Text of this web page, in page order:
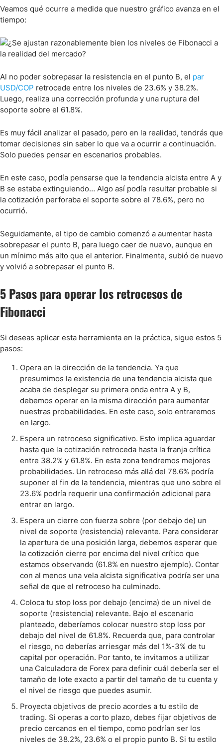
Veamos qué ocurre a medida que nuestro gráfico avanza en el
tiempo:
Al no poder sobrepasar la resistencia en el punto B, el par
USD/COP retrocede entre los niveles de 23.6% y 38.2%.
Luego, realiza una corrección profunda y una ruptura del
soporte sobre el 61.8%.
Es muy fácil analizar el pasado, pero en la realidad, tendrás que
tomar decisiones sin saber lo que va a ocurrir a continuación.
Solo puedes pensar en escenarios probables.
En este caso, podía pensarse que la tendencia alcista entre A y
B se estaba extinguiendo… Algo así podía resultar probable si
la cotización perforaba el soporte sobre el 78.6%, pero no
ocurrió.
Seguidamente, el tipo de cambio comenzó a aumentar hasta
sobrepasar el punto B, para luego caer de nuevo, aunque en
un mínimo más alto que el anterior. Finalmente, subió de nuevo
y volvió a sobrepasar el punto B.
5 Pasos para operar los retrocesos de
Fibonacci
Si deseas aplicar esta herramienta en la práctica, sigue estos 5
pasos:
Opera en la dirección de la tendencia. Ya que
presumimos la existencia de una tendencia alcista que
acaba de desplegar su primera onda entra A y B,
debemos operar en la misma dirección para aumentar
nuestras probabilidades. En este caso, solo entraremos
en largo.
Espera un retroceso significativo. Esto implica aguardar
hasta que la cotización retroceda hasta la franja crítica
entre 38.2% y 61.8%. En esta zona tendremos mejores
probabilidades. Un retroceso más allá del 78.6% podría
suponer el fin de la tendencia, mientras que uno sobre el
23.6% podría requerir una confirmación adicional para
entrar en largo.
Espera un cierre con fuerza sobre (por debajo de) un
nivel de soporte (resistencia) relevante. Para considerar
la apertura de una posición larga, debemos esperar que
la cotización cierre por encima del nivel crítico que
estamos observando (61.8% en nuestro ejemplo). Contar
con al menos una vela alcista significativa podría ser una
señal de que el retroceso ha culminado.
Coloca tu stop loss por debajo (encima) de un nivel de
soporte (resistencia) relevante. Bajo el escenario
planteado, deberíamos colocar nuestro stop loss por
debajo del nivel de 61.8%. Recuerda que, para controlar
el riesgo, no deberías arriesgar más del 1%-3% de tu
capital por operación. Por tanto, te invitamos a utilizar
una Calculadora de Forex para definir cuál debería ser el
tamaño de lote exacto a partir del tamaño de tu cuenta y
el nivel de riesgo que puedes asumir.
Proyecta objetivos de precio acordes a tu estilo de
trading. Si operas a corto plazo, debes fijar objetivos de
precio cercanos en el tiempo, como podrían ser los
niveles de 38.2%, 23.6% o el propio punto B. Si tu estilo